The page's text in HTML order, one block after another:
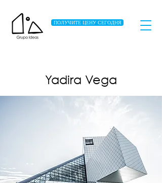
ПОЛУЧИТЕ ЦЕНУ СЕГОДНЯ
Yadira Vega